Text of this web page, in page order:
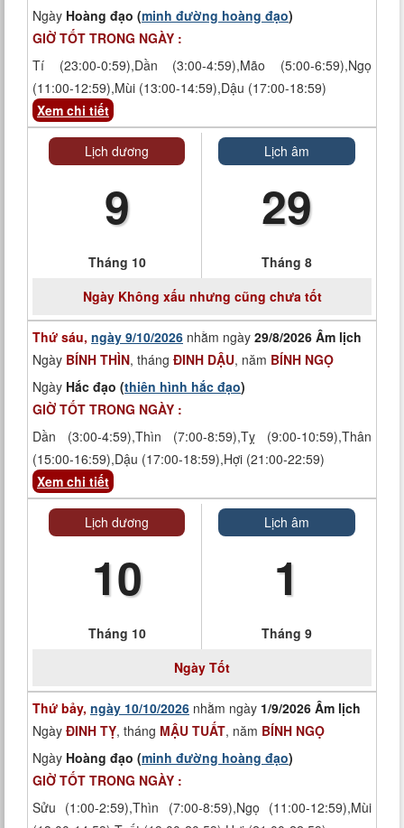
Ngày Hoàng đạo (minh đường hoàng đạo)
GIỜ TỐT TRONG NGÀY :
Tí (23:00-0:59),Dần (3:00-4:59),Mão (5:00-6:59),Ngọ
(11:00-12:59),Mùi (13:00-14:59),Dậu (17:00-18:59)
Xem chi tiết
Lịch dương
9
Tháng 10
Lịch âm
29
Tháng 8
NgàyKhông xấu nhưng cũng chưa tốt
Thứ sáu, ngày 9/10/2026 nhằm ngày 29/8/2026 Âm lịch
Ngày BÍNH THÌN, tháng ĐINH DẬU, năm BÍNH NGỌ
Ngày Hắc đạo (thiên hình hắc đạo)
GIỜ TỐT TRONG NGÀY :
Dần (3:00-4:59),Thìn (7:00-8:59),Tỵ (9:00-10:59),Thân
(15:00-16:59),Dậu (17:00-18:59),Hợi (21:00-22:59)
Xem chi tiết
Lịch dương
10
Tháng 10
Lịch âm
1
Tháng 9
Ngày Tốt
Thứ bảy, ngày 10/10/2026 nhằm ngày 1/9/2026 Âm lịch
Ngày ĐINH TỴ, tháng MẬU TUẤT, năm BÍNH NGỌ
Ngày Hoàng đạo (minh đường hoàng đạo)
GIỜ TỐT TRONG NGÀY :
Sửu (1:00-2:59),Thìn (7:00-8:59),Ngọ (11:00-12:59),Mùi